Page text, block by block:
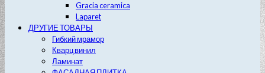
Gracia ceramica
Laparet
ДРУГИЕ ТОВАРЫ
Гибкий мрамор
Кварц винил
Ламинат